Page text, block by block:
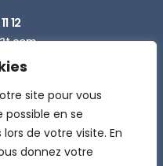
site pour vous
en se
de votre visite. En
donnez votre
12
RUE DU BALLON
GRAND
DEVIS